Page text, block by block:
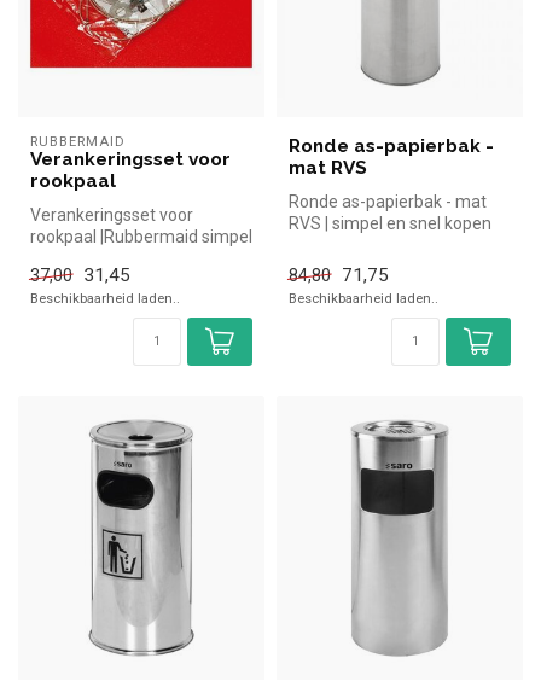
RUBBERMAID
Verankeringsset voor
rookpaal
Verankeringsset voor
rookpaal |Rubbermaid simpel
horeca...
37,00 31,45
Beschikbaarheid laden..
Ronde as-papierbak -
mat RVS
Ronde as-papierbak - mat
RVS | simpel en snel kopen
84,80
71,75
Beschikbaarheid laden..